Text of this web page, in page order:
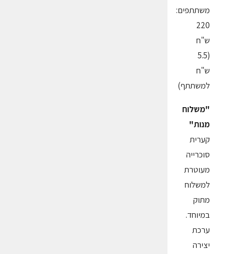
משתתפים:
220
ש"ח
(5.5
ש"ח
למשתתף)
"משלוח
מנות"
קערית
סוכרייה
מעוטרת
למשלוח
מתוק
במיוחד.
ערכת
יצירה